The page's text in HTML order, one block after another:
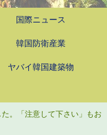
国際ニュース
韓国防衛産業
ヤバイ韓国建築物
。「注意して下さい」もお